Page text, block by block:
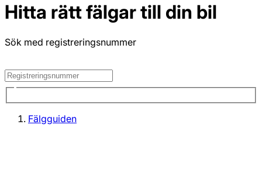
Hitta rätt fälgar till din bil
Sök med registreringsnummer
Fälgguiden